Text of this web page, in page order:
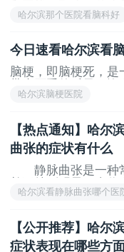
方法可以缓解后脑
哈尔滨那个医院看脑科好
今日速看哈尔滨看
脑梗，即脑梗死，是
警信号，及时发现
能够提前警觉
哈尔滨脑梗医院
【热点通知】哈尔
曲张的症状有什么
静脉曲张是一种
机会。因此，将帮
系统中常见的疾病
哈尔滨看静脉曲张哪个医
【公开推荐】哈尔
症状表现在哪些方面